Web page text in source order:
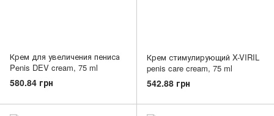
Крем для увеличения пениса
Penis DEV cream, 75 ml
580.84 грн
Крем стимулирующий X-VIRIL
penis care cream, 75 ml
542.88 грн